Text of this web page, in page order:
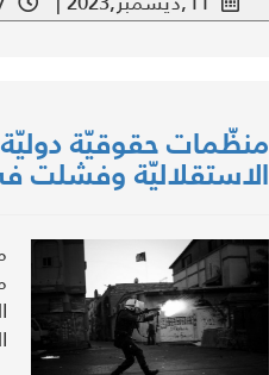
منظّمات حقوقيّة
الاستقلاليّة وفشلت